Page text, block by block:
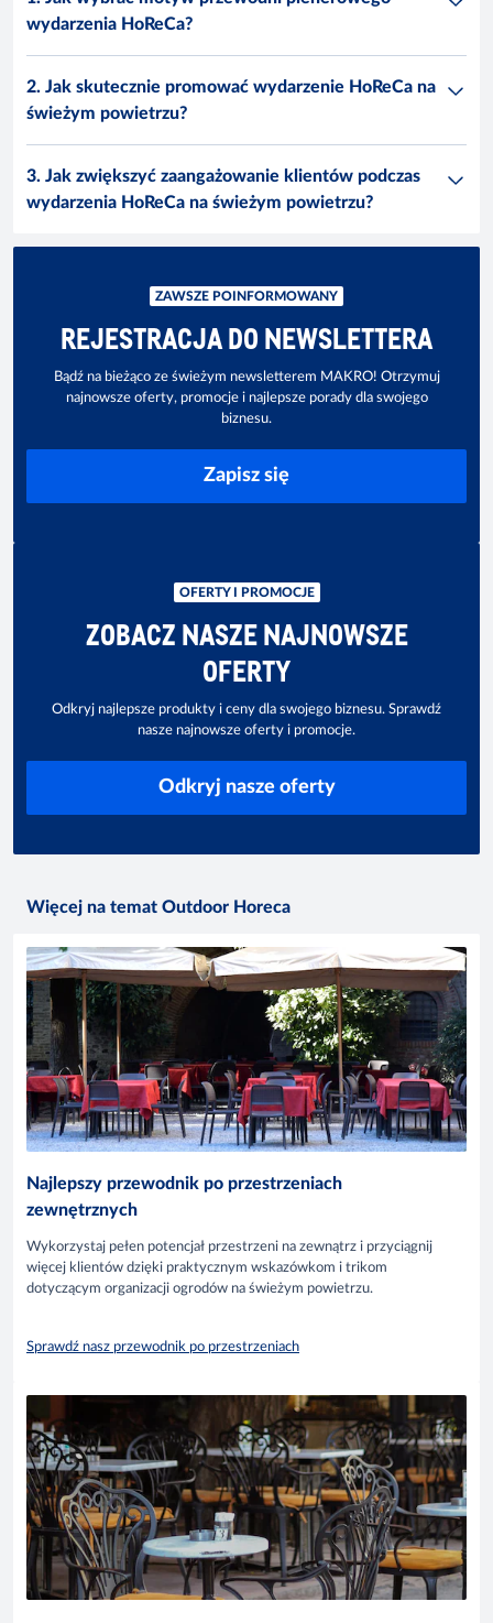
wydarzenia HoReCa?
2. Jak skutecznie promować wydarzenie HoReCa na
świeżym powietrzu?
3. Jak zwiększyć zaangażowanie klientów podczas
wydarzenia HoReCa na świeżym powietrzu?
ZAWSZE POINFORMOWANY
REJESTRACJA DO NEWSLETTERA
Bądź na bieżąco ze świeżym newsletterem MAKRO! Otrzymuj
najnowsze oferty, promocje i najlepsze porady dla swojego
biznesu.
Zapisz się
OFERTY I PROMOCJE
ZOBACZ NASZE NAJNOWSZE
OFERTY
Odkryj najlepsze produkty i ceny dla swojego biznesu. Sprawdź
nasze najnowsze oferty i promocje.
Odkryj nasze oferty
Więcej na temat Outdoor Horeca
Najlepszy przewodnik po przestrzeniach
zewnętrznych
Wykorzystaj pełen potencjał przestrzeni na zewnątrz i przyciągnij
więcej klientów dzięki praktycznym wskazówkom i trikom
dotyczącym organizacji ogrodów na świeżym powietrzu.
Sprawdź nasz przewodnik po przestrzeniach